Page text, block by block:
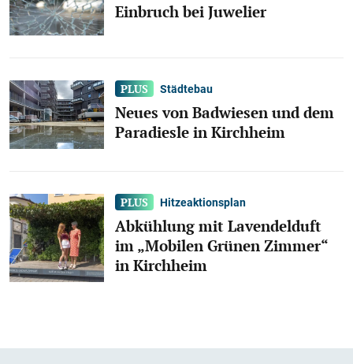
Einbruch bei Juwelier
Städtebau
Neues von Badwiesen und dem
Paradiesle in Kirchheim
Hitzeaktionsplan
Abkühlung mit Lavendelduft
im „Mobilen Grünen Zimmer“
in Kirchheim